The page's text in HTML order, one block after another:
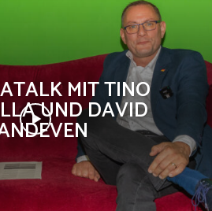
MIT TINO
UND DAVID